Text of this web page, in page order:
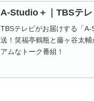
A-Studio＋｜TBSテ
TBSテレビがお届けする「
送！笑福亭鶴瓶と藤ヶ谷太
アムなトーク番組！